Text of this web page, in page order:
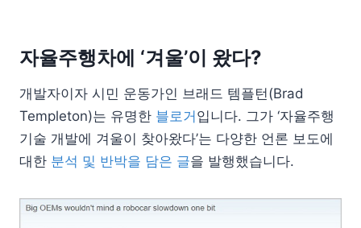
자율주행차에 ‘겨울’이 왔다?
개발자이자 시민 운동가인 브래드 템플턴(Brad
Templeton)는 유명한 블로거입니다. 그가 ‘자율주행
기술 개발에 겨울이 찾아왔다’는 다양한 언론 보도에
대한 분석 및 반박을 담은 글을 발행했습니다.